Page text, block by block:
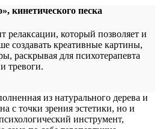
кинетического песка
релаксации, который позволяет и
создавать креативные картины,
раскрывая для психотерапевта
тревоги.